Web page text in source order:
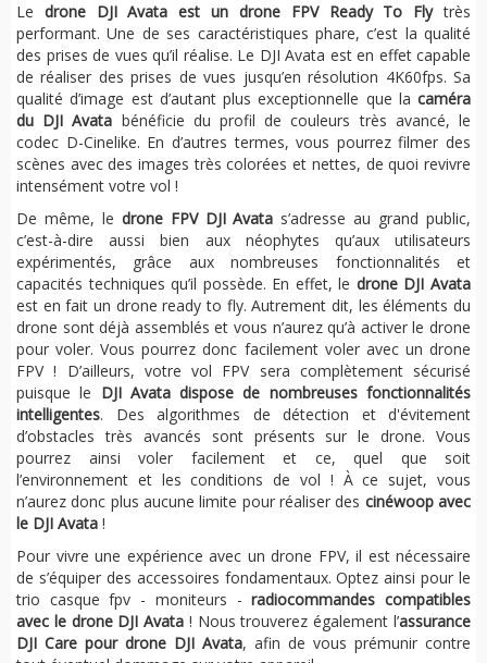
Le drone DJI Avata est un drone FPV Ready To Flytrès
performant. Une de ses caractéristiques phare, c’est la qualité
des prises de vues qu’il réalise. Le DJI Avata est en effet capable
de réaliser des prises de vues jusqu’en résolution 4K60fps. Sa
qualité d’image est d’autant plus exceptionnelle que la caméra
du DJI Avata bénéficie du profil de couleurs très avancé, le
codec D-Cinelike. En d’autres termes, vous pourrez filmer des
scènes avec des images très colorées et nettes, de quoi revivre
intensément votre vol !
De même, le drone FPV DJI Avata s’adresse au grand public,
c’est-à-dire aussi bien aux néophytes qu’aux utilisateurs
expérimentés, grâce aux nombreuses fonctionnalités et
capacités techniques qu’il possède. En effet, le drone DJI Avata
est en fait un drone ready to fly. Autrement dit, les éléments du
drone sont déjà assemblés et vous n’aurez qu’à activer le drone
pour voler. Vous pourrez donc facilement voler avec un drone
FPV ! D’ailleurs, votre vol FPV sera complètement sécurisé
puisque le DJI Avata dispose de nombreuses fonctionnalités
intelligentes. Des algorithmes de détection et d'évitement
d’obstacles très avancés sont présents sur le drone. Vous
pourrez ainsi voler facilement et ce, quel que soit
l’environnement et les conditions de vol ! À ce sujet, vous
n’aurez donc plus aucune limite pour réaliser des cinéwoop avec
le DJI Avata !
Pour vivre une expérience avec un drone FPV, il est nécessaire
de s’équiper des accessoires fondamentaux. Optez ainsi pour le
trio casque fpv - moniteurs -radiocommandes compatibles
avec le drone DJI Avata ! Nous trouverez également l’assurance
DJI Care pour drone DJI Avata, afin de vous prémunir contre